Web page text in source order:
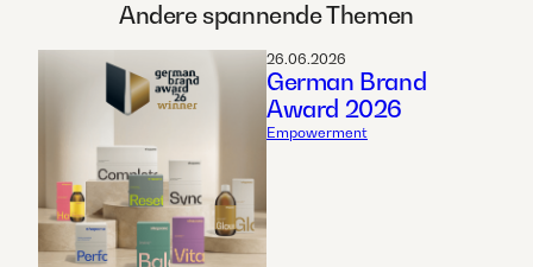
Andere spannende Themen
26.06.2026
German Brand
Award 2026
Empowerment